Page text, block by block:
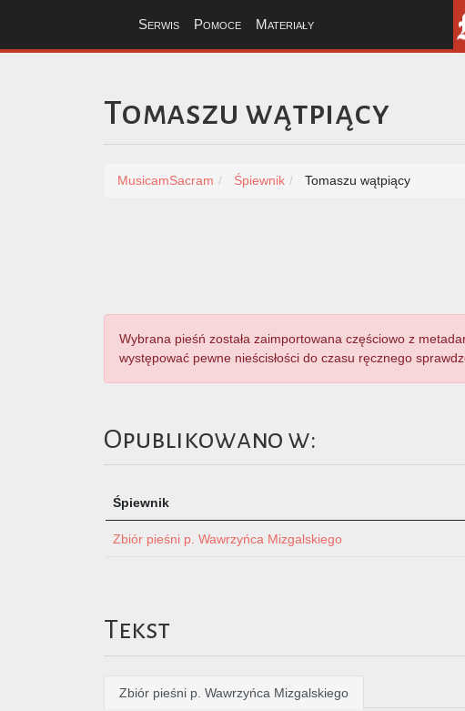
Serwis Pomoce Materiały
Tomaszu wątpiący
MusicamSacram Śpiewnik Tomaszu wątpiący
Wybrana pieśń została zaimportowana częściowo z
występować pewne nieścisłości do czasu ręcznego
Opublikowano w:
Śpiewnik
Zbiór pieśni p. Wawrzyńca Mizgalskiego
Tekst
Zbiór pieśni p. Wawrzyńca Mizgalskiego